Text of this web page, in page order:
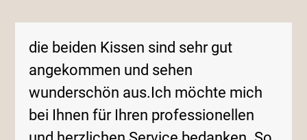
the
left
right
arrow
keys
die beiden Kissen sind sehr gut
angekommen und sehen
wunderschön aus.Ich möchte mich
bei Ihnen für Ihren professionellen